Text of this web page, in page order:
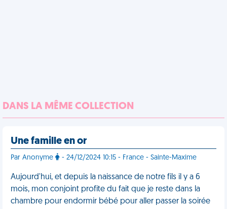
DANS LA MÊME COLLECTION
Une famille en or
Par Anonyme - 24/12/2024 10:15 - France - Sainte-Maxime
Aujourd'hui, et depuis la naissance de notre fils il y a 6
mois, mon conjoint profite du fait que je reste dans la
chambre pour endormir bébé pour aller passer la soirée